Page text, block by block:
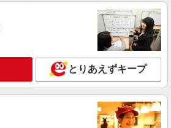
とりあえずキープ